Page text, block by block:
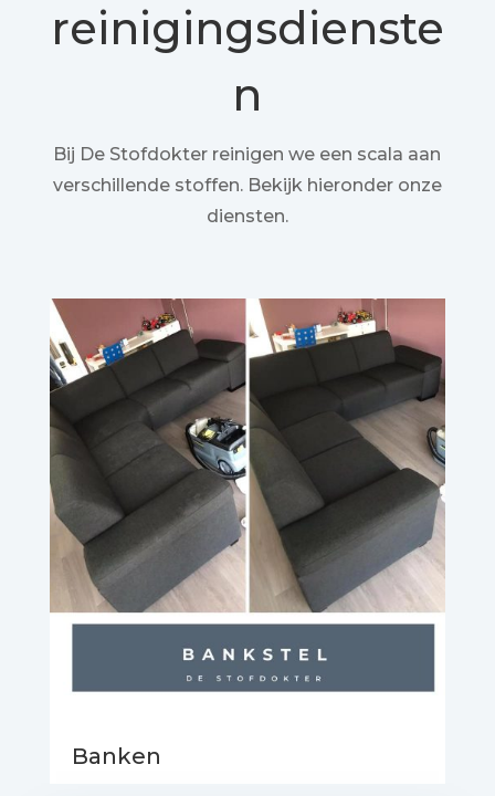
reinigingsdienste
n
Bij De Stofdokter reinigen we een scala aan
verschillende stoffen. Bekijk hieronder onze
diensten.
Banken